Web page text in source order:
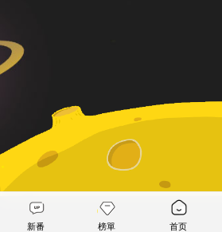
新番 榜單 首页